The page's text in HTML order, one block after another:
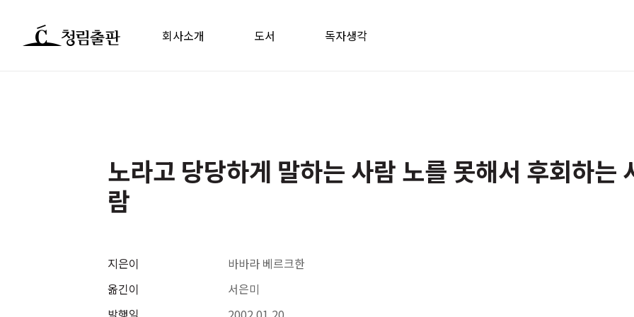
회사소개 도서 독자생각
노라고 당당하게 말하는 사람 노를 못해서 후회하는
람
지은이
옮긴이
바바라 베르크한
서은미